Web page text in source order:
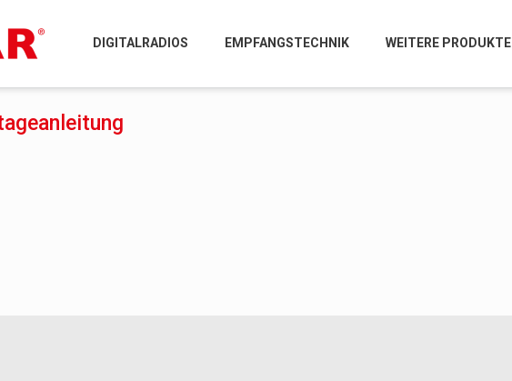
DIGITALRADIOS EMPFANGSTECHNIK WEITERE PRODUKTE